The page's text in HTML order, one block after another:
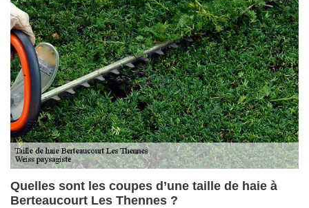
Quelles sont les coupes d’une taille de haie à
Berteaucourt Les Thennes ?